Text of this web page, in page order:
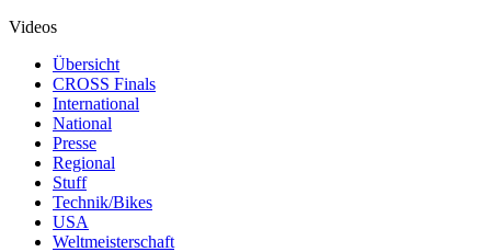
Videos
Übersicht
CROSS Finals
International
National
Presse
Regional
Stuff
Technik/Bikes
USA
Weltmeisterschaft